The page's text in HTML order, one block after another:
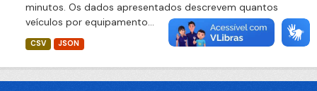
minutos. Os dados apresentados descrevem quantos
veículos por equipamento...
CSV JSON